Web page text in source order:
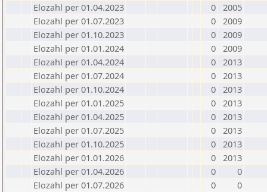
Elozahl per 01.04.2023
0 2005
Elozahl per 01.07.2023
0 2009
Elozahl per 01.10.2023
0 2009
Elozahl per 01.01.2024
0 2009
Elozahl per 01.04.2024
0 2013
Elozahl per 01.07.2024
0 2013
Elozahl per 01.10.2024
0 2013
Elozahl per 01.01.2025
0 2013
Elozahl per 01.04.2025
0 2013
Elozahl per 01.07.2025
0 2013
Elozahl per 01.10.2025
0 2013
Elozahl per 01.01.2026
0 2013
Elozahl per 01.04.2026
0
0
Elozahl per 01.07.2026
0
0